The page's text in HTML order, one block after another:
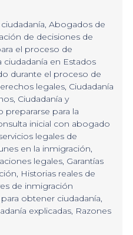
, Abogados de
de decisiones de
el proceso de
ciudadanía en Estados
durante el proceso de
legales, Ciudadanía
, Ciudadanía y
prepararse para la
inicial con abogado
legales de
en la inmigración,
legales, Garantías
, Historias reales de
de inmigración
obtener ciudadanía,
explicadas, Razones